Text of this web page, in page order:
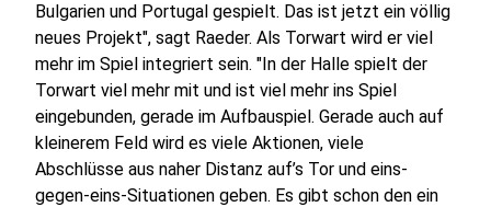
Bulgarien und Portugal gespielt. Das ist jetzt ein völlig
neues Projekt", sagt Raeder. Als Torwart wird er viel
mehr im Spiel integriert sein. "In der Halle spielt der
Torwart viel mehr mit und ist viel mehr ins Spiel
eingebunden, gerade im Aufbauspiel. Gerade auch auf
kleinerem Feld wird es viele Aktionen, viele
Abschlüsse aus naher Distanz auf’s Tor und eins-
gegen-eins-Situationen geben. Es gibt schon den ein